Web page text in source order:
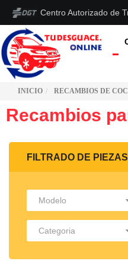
Centro Autorizado de
INICIO RECAMBIOS DE
Recambios
FILTRADO DE PIEZAS